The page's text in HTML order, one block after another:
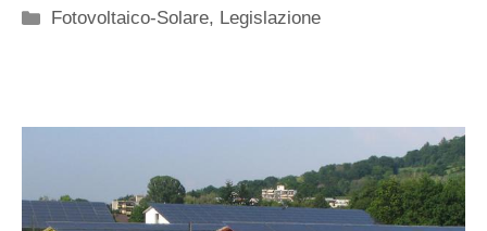
Categorie
Fotovoltaico-Solare, Legislazione